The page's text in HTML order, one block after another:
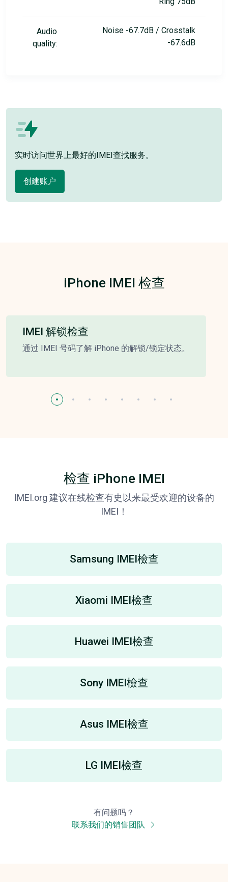
Audio
quality:
Noise -67.7dB / Crosstalk
-67.6dB
实时访问世界上最好的IMEI查找服务。
创建账户
iPhone IMEI 检查
IMEI 解锁检查
通过 IMEI 号码了解 iPhone 的解锁/锁定状态。
检查 iPhone IMEI
IMEI.org 建议在线检查有史以来最受欢迎的设备的
IMEI！
Samsung IMEI檢查
Xiaomi IMEI檢查
Huawei IMEI檢查
Sony IMEI檢查
Asus IMEI檢查
LG IMEI檢查
有问题吗？
联系我们的销售团队